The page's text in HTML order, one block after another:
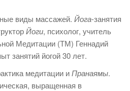
виды массажей. Йога-занятия
Йоги, психолог, учитель
Медитации (ТМ) Геннадий
занятий йогой 30 лет.
медитации иПранаямы.
выращенная в